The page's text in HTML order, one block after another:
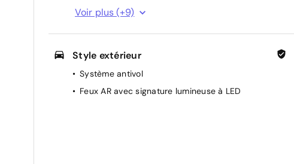
Aérateurs aux places AR
Eclairage de l'espace aux pieds AV
Liseuses AR à LED
Liseuses AV à LED
Voir plus (+9)
Style extérieur
Système antivol
Feux AR avec signature lumineuse à LED